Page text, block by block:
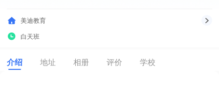
美迪教育
白天班
介绍 地址 相册 评价 学校